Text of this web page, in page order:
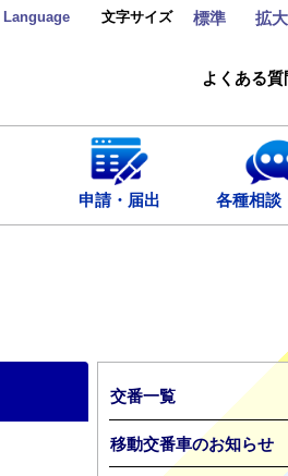
Language 文字サイズ 標準 拡大
よくある質
申請・届出 各種相談
交番一覧
移動交番車のお知らせ